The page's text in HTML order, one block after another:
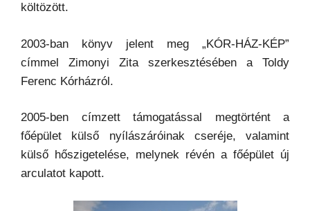
költözött.
2003-ban könyv jelent meg „KÓR-HÁZ-KÉP”
címmel Zimonyi Zita szerkesztésében a Toldy
Ferenc Kórházról.
2005-ben címzett támogatással megtörtént a
főépület külső nyílászáróinak cseréje, valamint
külső hőszigetelése, melynek révén a főépület új
arculatot kapott.